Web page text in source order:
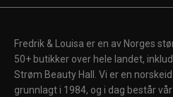
Fredrik & Louisa er en av Norges
50+ butikker over hele landet,
Strøm Beauty Hall. Vi er en
grunnlagt i 1984, og i dag består